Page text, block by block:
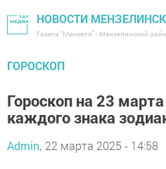
НОВОСТИ
Газета "Мензеля" - Мензелинский
ГОРОСКОП
Гороскоп на 23
каждого знака
Admin, 22 марта 2025 - 14:58